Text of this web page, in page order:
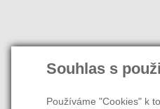
Souhlas s
Používáme "Cookies" k